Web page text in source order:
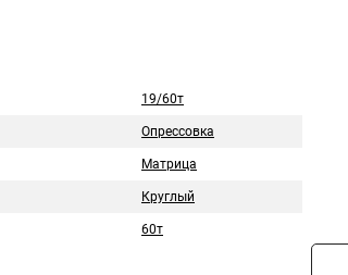
19/60т
Опрессовка
Матрица
Круглый
60т